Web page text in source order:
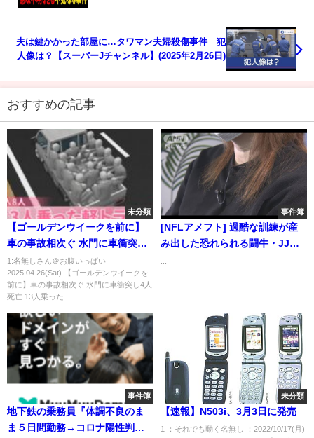
夫は鍵かかった部屋に…タワマン夫婦殺傷事件 犯
人像は？【スーパーJチャンネル】(2025年2月26日)
おすすめの記事
未分類
【ゴールデンウイークを前に】
車の事故相次ぐ 水門に車衝突し4
人死亡 13人乗った軽トラ横転も
1:名無しさん＠お腹いっぱい
2025.04.26(Sat) 【ゴールデンウイークを
前に】車の事故相次ぐ 水門に車衝突し4人
死亡 13人乗った...
事件簿
[NFLアメフト] 過酷な訓練が産
み出した恐れられる闘牛・JJワ
事件簿
地下鉄の乗務員『体調不良のま
ま５日間勤務→コロナ陽性判
未分類
【速報】N503i、3月3日に発売
1 ：それでも動く名無し ：2022/10/17(月)